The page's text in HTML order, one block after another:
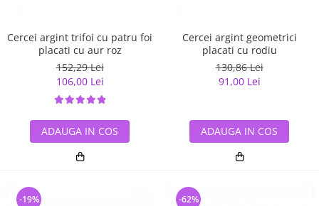
Cercei argint trifoi cu patru foi
placati cu aur roz
152,29 Lei
106,00 Lei
ADAUGA IN COS
Cercei argint geometrici
placati cu rodiu
130,86 Lei
91,00 Lei
ADAUGA IN COS
-19% -62%